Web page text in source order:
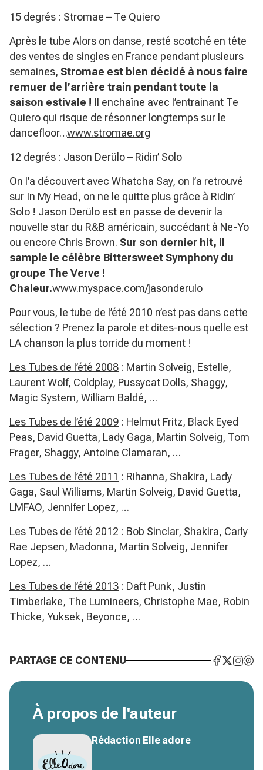
15 degrés : Stromae – Te Quiero
Après le tube Alors on danse, resté scotché en tête
des ventes de singles en France pendant plusieurs
semaines, Stromae est bien décidé à nous faire
remuer de l’arrière train pendant toute la
saison estivale ! Il enchaîne avec l’entrainant Te
Quiero qui risque de résonner longtemps sur le
dancefloor…www.stromae.org
12 degrés : Jason Derülo – Ridin’ Solo
On l’a découvert avec Whatcha Say, on l’a retrouvé
sur In My Head, on ne le quitte plus grâce à Ridin’
Solo ! Jason Derülo est en passe de devenir la
nouvelle star du R&B américain, succédant à Ne-Yo
ou encore Chris Brown. Sur son dernier hit, il
sample le célèbre Bittersweet Symphony du
groupe The Verve !
Chaleur.www.myspace.com/jasonderulo
Pour vous, le tube de l’été 2010 n’est pas dans cette
sélection ? Prenez la parole et dites-nous quelle est
LA chanson la plus torride du moment !
Les Tubes de l’été 2008 : Martin Solveig, Estelle,
Laurent Wolf, Coldplay, Pussycat Dolls, Shaggy,
Magic System, William Baldé, …
Les Tubes de l’été 2009 : Helmut Fritz, Black Eyed
Peas, David Guetta, Lady Gaga, Martin Solveig, Tom
Frager, Shaggy, Antoine Clamaran, …
Les Tubes de l’été 2011 : Rihanna, Shakira, Lady
Gaga, Saul Williams, Martin Solveig, David Guetta,
LMFAO, Jennifer Lopez, …
Les Tubes de l’été 2012 : Bob Sinclar, Shakira, Carly
Rae Jepsen, Madonna, Martin Solveig, Jennifer
Lopez, …
Les Tubes de l’été 2013 : Daft Punk, Justin
Timberlake, The Lumineers, Christophe Mae, Robin
Thicke, Yuksek, Beyonce, …
PARTAGE CE CONTENU
À propos de l'auteur
Rédaction Elle adore